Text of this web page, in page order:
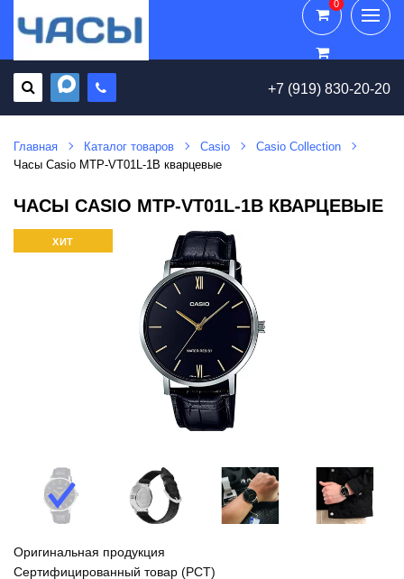
+7 (919) 830-20-20
0
0
Главная Каталог товаров Casio
Casio Collection
Часы Casio MTP-VT01L-1B кварцевые
ЧАСЫ CASIO MTP-VT01L-1B КВАРЦЕВЫЕ
ХИТ
Оригинальная продукция
Сертифицированный товар (РСТ)